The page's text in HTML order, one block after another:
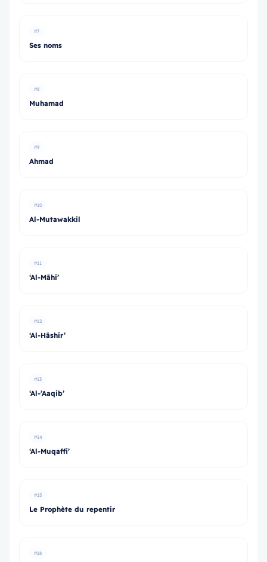
#7
Ses noms
#8
Muhamad
#9
Ahmad
#10
Al-Mutawakkil
#11
‘Al-Māhi’
#12
‘Al-Hāshir’
#13
‘Al-’Aaqib’
#14
‘Al-Muqaffi’
#15
Le Prophète du repentir
#16